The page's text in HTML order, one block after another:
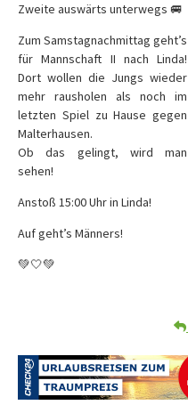
Zweite auswärts unterwegs 🚐
Zum Samstagnachmittag geht’s
für Mannschaft II nach Linda!
Dort wollen die Jungs wieder
mehr rausholen als noch im
letzten Spiel zu Hause gegen
Malterhausen.
Ob das gelingt, wird man
sehen!
Anstoß 15:00 Uhr in Linda!
Auf geht’s Männers!
💚🤍💚